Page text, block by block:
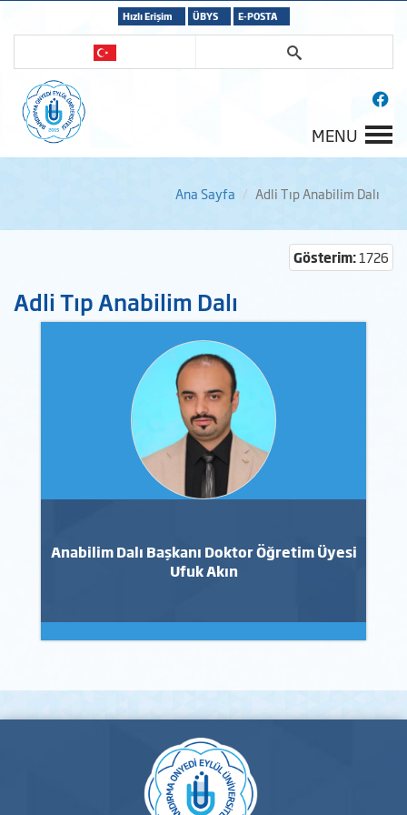
Hızlı Erişim ÜBYS E-POSTA
MENU
Ana Sayfa Adli Tıp Anabilim Dalı
Gösterim:1726
Adli Tıp Anabilim Dalı
Anabilim Dalı Başkanı Doktor Öğretim Üyesi
Ufuk Akın